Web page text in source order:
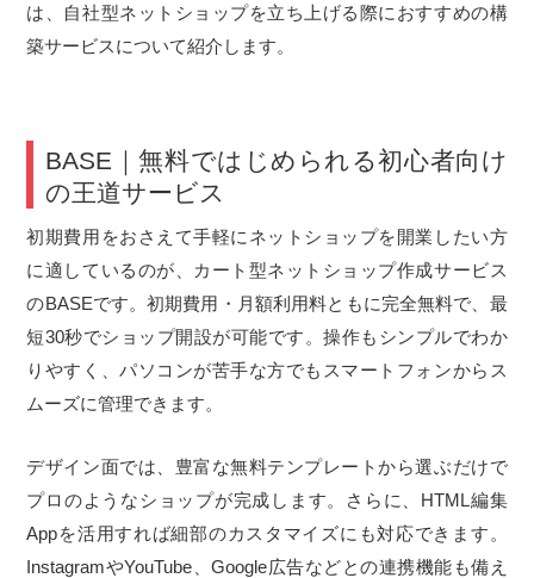
は、自社型ネットショップを立ち上げる際におすすめの構
築サービスについて紹介します。
BASE｜無料ではじめられる初心者向け
の王道サービス
初期費用をおさえて手軽にネットショップを開業したい方
に適しているのが、カート型ネットショップ作成サービス
のBASEです。初期費用・月額利用料ともに完全無料で、最
短30秒でショップ開設が可能です。操作もシンプルでわか
りやすく、パソコンが苦手な方でもスマートフォンからス
ムーズに管理できます。
デザイン面では、豊富な無料テンプレートから選ぶだけで
プロのようなショップが完成します。さらに、HTML編集
Appを活用すれば細部のカスタマイズにも対応できます。
InstagramやYouTube、Google広告などとの連携機能も備え